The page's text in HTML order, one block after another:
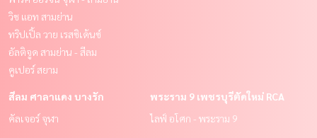
วิช แอท สามย่าน
ทริปเปิ้ล วาย เรสซิเด้นซ์
อัลติจูด สามย่าน - สีลม
คูเปอร์ สยาม
สีลม ศาลาแดง บางรัก
คัลเจอร์ จุฬา
พระราม 9 เพชรบุรีตัดใหม่ RCA
ไลฟ์ อโศก - พระราม 9